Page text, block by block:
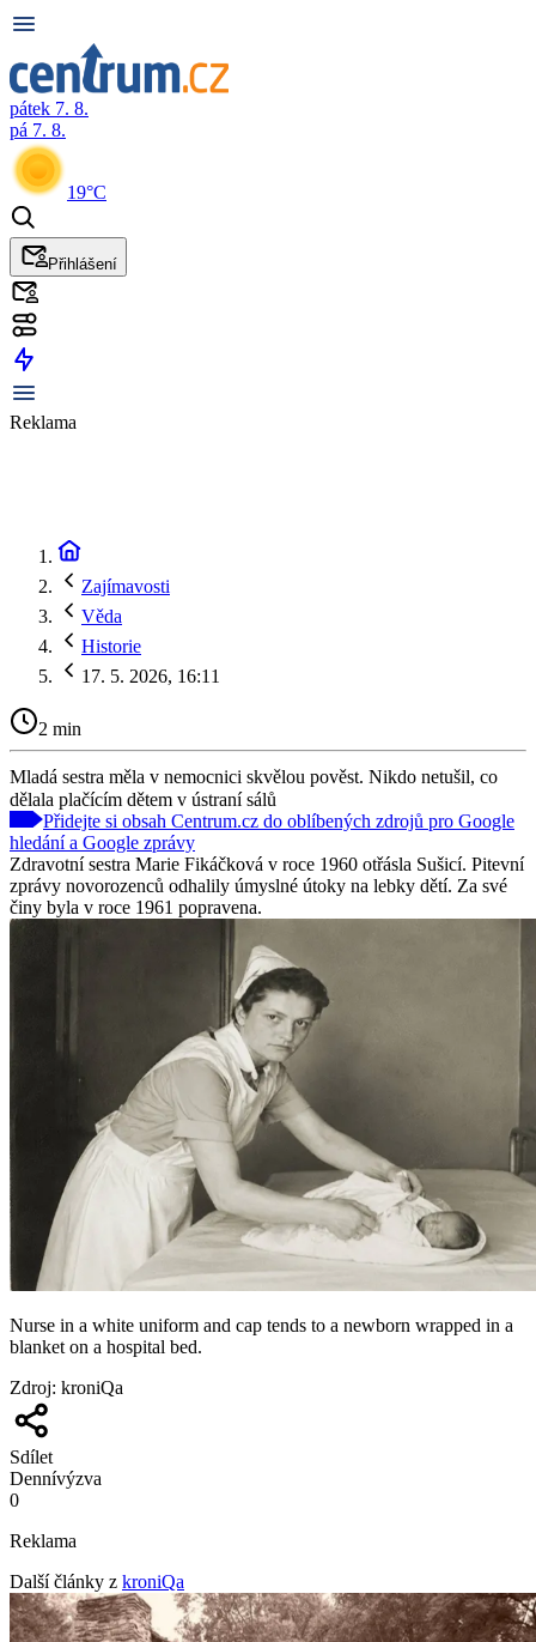
pátek 7. 8.
pá 7. 8.
19°C
Přihlášení
Reklama
Zajímavosti
Věda
Historie
17. 5. 2026, 16:11
2 min
Mladá sestra měla v nemocnici skvělou pověst. Nikdo netušil, co
dělala plačícím dětem v ústraní sálů
Přidejte si obsah Centrum.cz do oblíbených zdrojů pro Google
hledání a Google zprávy
Zdravotní sestra Marie Fikáčková v roce 1960 otřásla Sušicí. Pitevní
zprávy novorozenců odhalily úmyslné útoky na lebky dětí. Za své
činy byla v roce 1961 popravena.
Nurse in a white uniform and cap tends to a newborn wrapped in a
blanket on a hospital bed.
Zdroj: kroniQa
Sdílet
Dennívýzva
0
Reklama
Další články z kroniQa